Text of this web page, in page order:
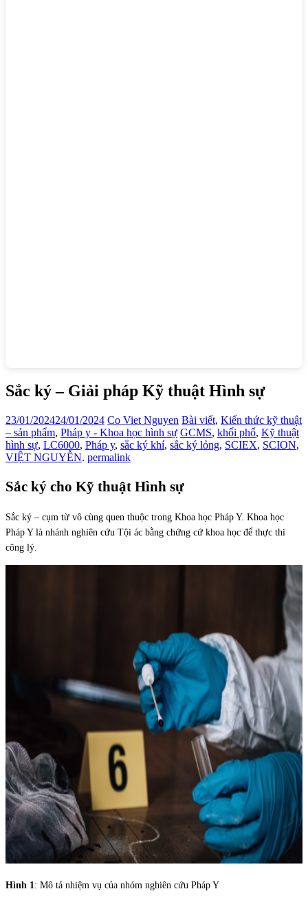
Sắc ký – Giải pháp Kỹ thuật Hình sự
23/01/202424/01/2024 Co Viet Nguyen Bài viết, Kiến thức kỹ thuật
– sản phẩm, Pháp y - Khoa học hình sự GCMS, khối phổ, Kỹ thuật
hình sự, LC6000, Pháp y, sắc ký khí, sắc ký lỏng, SCIEX, SCION,
VIỆT NGUYỄN. permalink
Sắc ký cho Kỹ thuật Hình sự
Sắc ký – cụm từ vô cùng quen thuộc trong Khoa học Pháp Y. Khoa học
Pháp Y là nhánh nghiên cứu Tội ác bằng chứng cứ khoa học để thực thi
công lý.
Hình 1: Mô tả nhiệm vụ của nhóm nghiên cứu Pháp Y